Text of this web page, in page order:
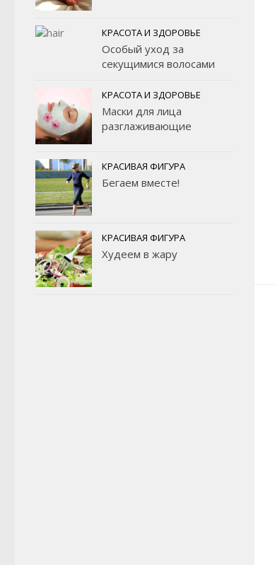
КРАСОТА И ЗДОРОВЬЕ
Особый уход за
секущимися волосами
КРАСОТА И ЗДОРОВЬЕ
Маски для лица
разглаживающие
КРАСИВАЯ ФИГУРА
Бегаем вместе!
КРАСИВАЯ ФИГУРА
Худеем в жару